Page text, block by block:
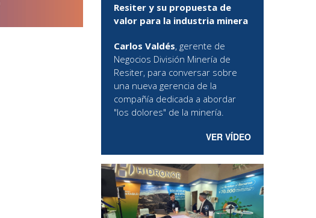
Resiter y su propuesta de
valor para la industria minera
Carlos Valdés, gerente de
Negocios División Minería de
Resiter, para conversar sobre
una nueva gerencia de la
compañía dedicada a abordar
"los dolores" de la minería.
VER VÍDEO